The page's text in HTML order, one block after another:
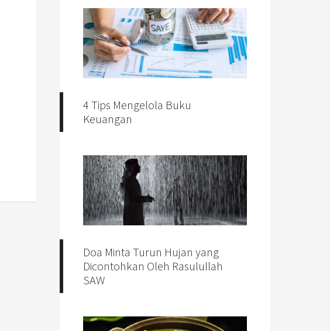
4 Tips Mengelola Buku
Keuangan
Doa Minta Turun Hujan yang
Dicontohkan Oleh Rasulullah
SAW